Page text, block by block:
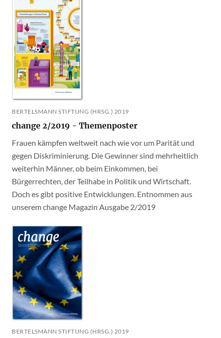
BERTELSMANN STIFTUNG (HRSG.) 2019
change 2/2019 - Themenposter
Frauen kämpfen weltweit nach wie vor um Parität und
gegen Diskriminierung. Die Gewinner sind mehrheitlich
weiterhin Männer, ob beim Einkommen, bei
Bürgerrechten, der Teilhabe in Politik und Wirtschaft.
Doch es gibt positive Entwicklungen. Entnommen aus
unserem change Magazin Ausgabe 2/2019
BERTELSMANN STIFTUNG (HRSG.) 2019